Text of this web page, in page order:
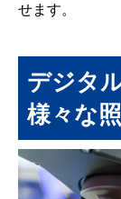
せます。
デジタ
様々な